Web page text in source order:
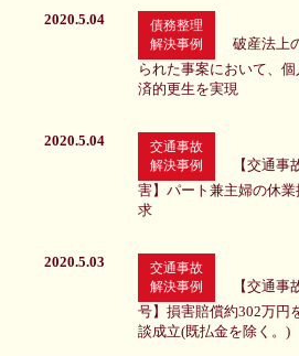
2020.5.04
債務整理
解決事例
破産法上
られた事案において、
済的更生を実現
2020.5.04
交通事故
解決事例
【交通
害】パート兼主婦の休
求
2020.5.03
交通事故
解決事例
【交通
号】損害賠償約302万円
談成立(既払金を除く。)